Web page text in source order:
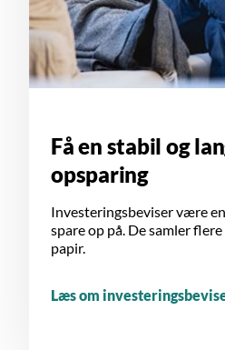
Få en stabil og
opsparing
Investeringsbeviser være
spare op på. De samler
papir.
Læs om